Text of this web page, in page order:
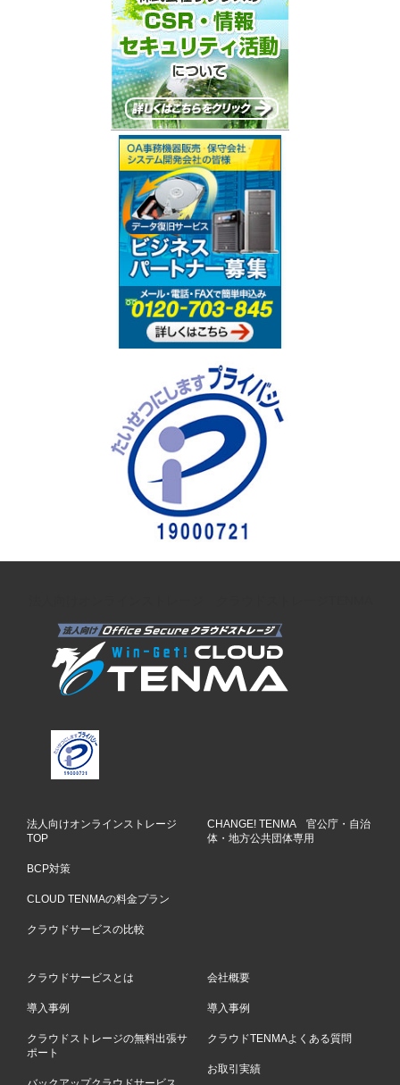
法人向けオンラインストレージ
TOP
BCP対策
CLOUD TENMAの料金プラン
クラウドサービスの比較
CHANGE! TENMA 官公庁・自治
体・地方公共団体専用
クラウドサービスとは
導入事例
クラウドストレージの無料出張サ
ポート
会社概要
導入事例
クラウドTENMAよくある質問
お取引実績